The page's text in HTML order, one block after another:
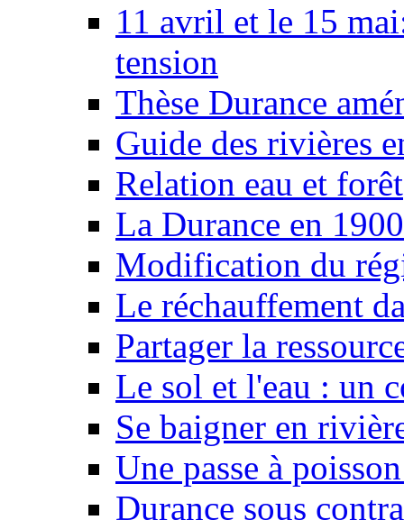
11 avril et le 15
tension
Thèse Durance
Guide des rivières
Relation eau et forêt
La Durance en 1900
Modification du
Le réchauffement
Partager la
Le sol et l'eau : un
Se baigner en
Une passe à
Durance sous